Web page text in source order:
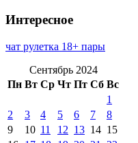
Интересное
чат рулетка 18+ пары
Сентябрь 2024
Пн Вт Ср Чт Пт Сб Вс
1
2
3 4 5 6 7
8
9
10 11 12 13 14 15